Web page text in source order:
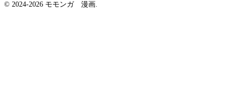
© 2024-2026 モモンガ 漫画.